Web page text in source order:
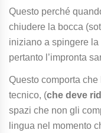
Questo perché
chiudere la bocca
iniziano a spingere
pertanto l’impronta
Questo comporta che
tecnico, (che deve
spazi che non gli
lingua nel momento